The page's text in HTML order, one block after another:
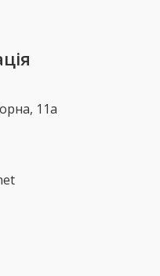
11а